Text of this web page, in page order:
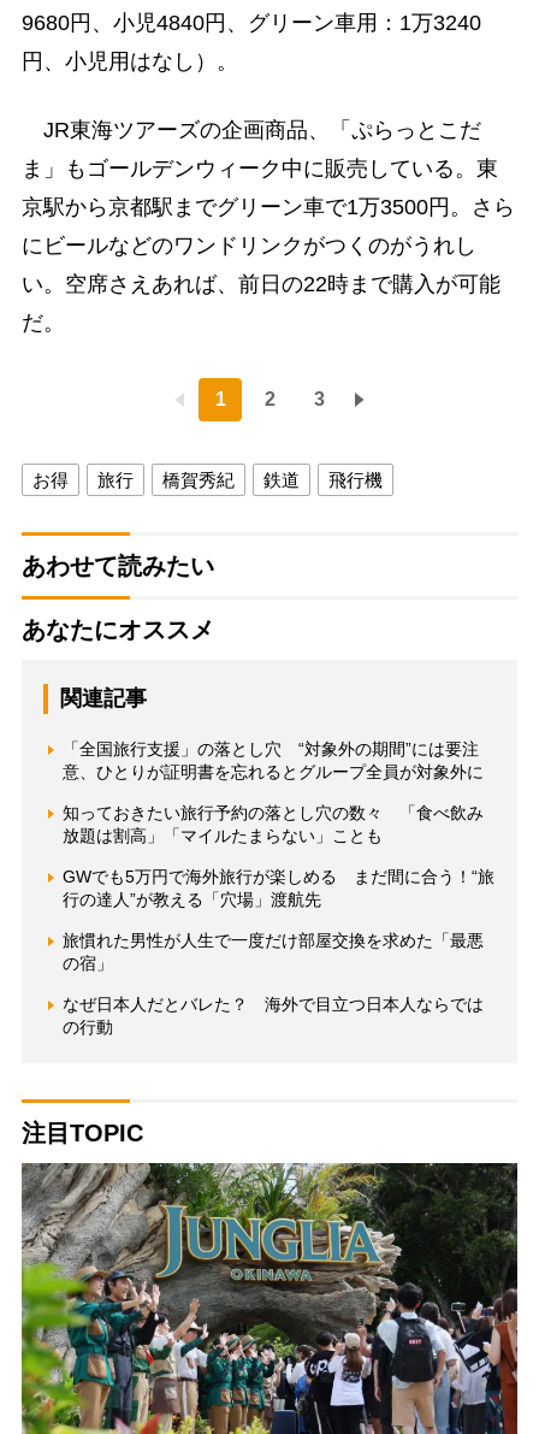
9680円、小児4840円、グリーン車用：1万3240
円、小児用はなし）。
JR東海ツアーズの企画商品、「ぷらっとこだ
ま」もゴールデンウィーク中に販売している。東
京駅から京都駅までグリーン車で1万3500円。さら
にビールなどのワンドリンクがつくのがうれし
い。空席さえあれば、前日の22時まで購入が可能
だ。
1 2 3
お得 旅行 橋賀秀紀 鉄道 飛行機
あわせて読みたい
あなたにオススメ
関連記事
「全国旅行支援」の落とし穴 “対象外の期間”には要注
意、ひとりが証明書を忘れるとグループ全員が対象外に
知っておきたい旅行予約の落とし穴の数々 「食べ飲み
放題は割高」「マイルたまらない」ことも
GWでも5万円で海外旅行が楽しめる まだ間に合う！“旅
行の達人”が教える「穴場」渡航先
旅慣れた男性が人生で一度だけ部屋交換を求めた「最悪
の宿」
なぜ日本人だとバレた？ 海外で目立つ日本人ならでは
の行動
注目TOPIC